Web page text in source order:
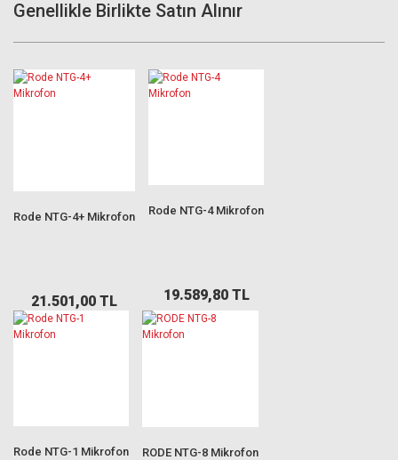
Genellikle Birlikte Satın Alınır
Rode NTG-4+ Mikrofon
21.501,00 TL
Rode NTG-4 Mikrofon
19.589,80 TL
Rode NTG-1 Mikrofon RODE NTG-8 Mikrofon